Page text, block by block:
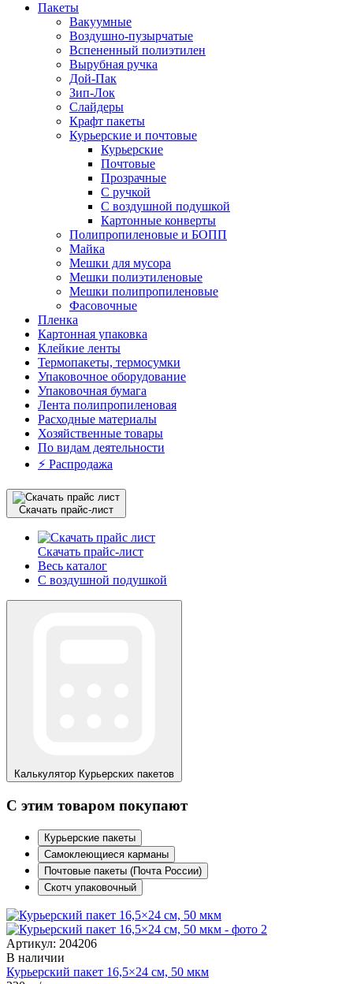
Пакеты
Вакуумные
Воздушно-пузырчатые
Вспененный полиэтилен
Вырубная ручка
Дой-Пак
Зип-Лок
Слайдеры
Крафт пакеты
Курьерские и почтовые
Курьерские
Почтовые
Прозрачные
С ручкой
С воздушной подушкой
Картонные конверты
Полипропиленовые и БОПП
Майка
Мешки для мусора
Мешки полиэтиленовые
Мешки полипропиленовые
Фасовочные
Пленка
Картонная упаковка
Клейкие ленты
Термопакеты, термосумки
Упаковочное оборудование
Упаковочная бумага
Лента полипропиленовая
Расходные материалы
Хозяйственные товары
По видам деятельности
⚡️ Распродажа
Скачать прайс-лист
Скачать прайс-лист
Весь каталог
С воздушной подушкой
Калькулятор Курьерских пакетов
С этим товаром покупают
Курьерские пакеты
Самоклеющиеся карманы
Почтовые пакеты (Почта России)
Скотч упаковочный
Артикул: 204206
В наличии
Курьерский пакет 16,5×24 см, 50 мкм